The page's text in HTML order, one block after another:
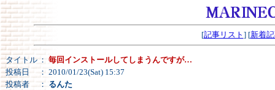
[記事リスト ] [新着
タイトル ： 毎回インストールしてしまうんですが…
投稿日
： 2010/01/23(Sat) 15:37
投稿者
： るんた